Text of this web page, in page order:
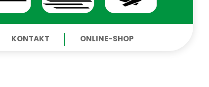
KONTAKT ONLINE-SHOP